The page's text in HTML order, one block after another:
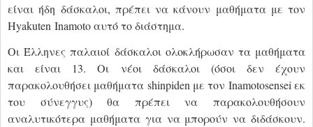
είναι ήδη δάσκαλοι, πρέπει να κάνουν μαθήματα με τον
Hyakuten Inamotoαυτό το διάστημα.
Οι Έλληνες παλαιοί δάσκαλοι ολοκλήρωσαν τα μαθήματα
και είναι 13. Οι νέοι δάσκαλοι (όσοι δεν έχουν
παρακολουθήσει μαθήματα shinpiden με τον Inamotosenseiεκ
του σύνεγγυς) θα πρέπει να παρακολουθήσουν
αναλυτικότερα μαθήματα για να μπορούν να διδάσκουν.